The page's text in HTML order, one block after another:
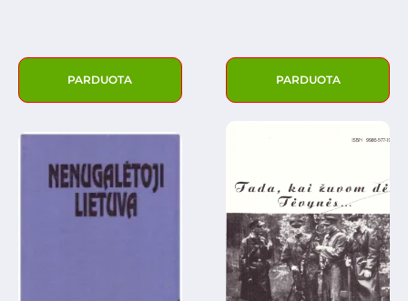
PARDUOTA PARDUOTA